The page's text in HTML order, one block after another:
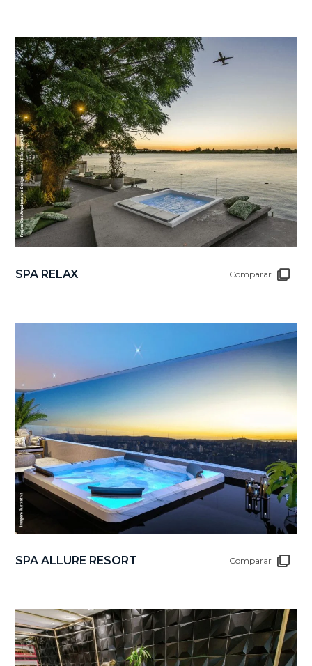
SPA RELAX Comparar
SPA ALLURE RESORT Comparar